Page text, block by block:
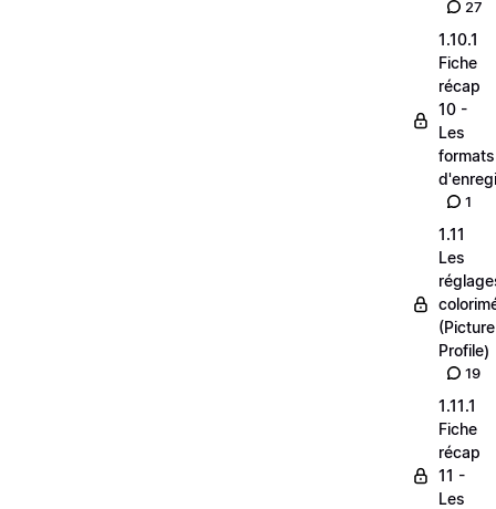
27
1.10.1
Fiche
récap
10 -
Les
formats
1
1.11
Les
(Picture
Profile)
19
1.11.1
Fiche
récap
11 -
Les